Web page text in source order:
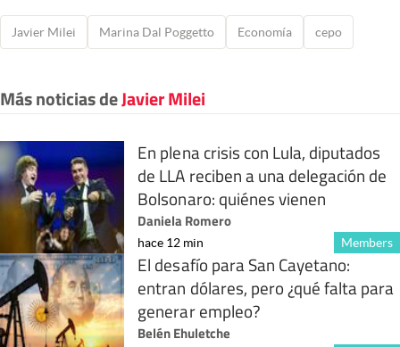
Javier Milei Marina Dal Poggetto Economía cepo
Más noticias deJavier Milei
En plena crisis con Lula, diputados
de LLA reciben a una delegación de
Bolsonaro: quiénes vienen
Daniela Romero
Members
hace 12 min
El desafío para San Cayetano:
entran dólares, pero ¿qué falta para
generar empleo?
Belén Ehuletche